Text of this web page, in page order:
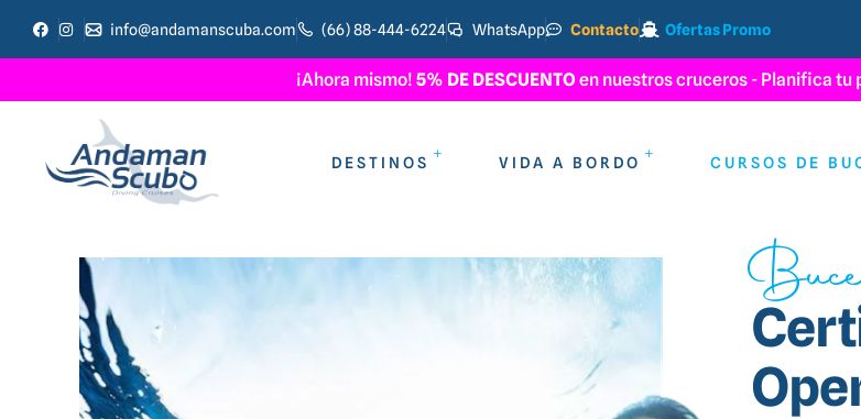
info@andamanscuba.com (66) 88-444-6224 WhatsApp Contacto Ofertas Promo
¡Ahora mismo! 5% DE DESCUENTOen nuestros cruceros - Planifica tu
DESTINOS VIDA A BORDO CURSOS DE